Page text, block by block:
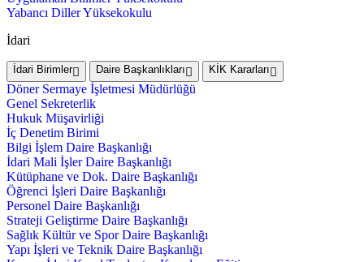
Yabancı Diller Yüksekokulu
İdari
İdari Birimler Daire Başkanlıkları KİK Kararları
Döner Sermaye İşletmesi Müdürlüğü
Genel Sekreterlik
Hukuk Müşavirliği
İç Denetim Birimi
Bilgi İşlem Daire Başkanlığı
İdari Mali İşler Daire Başkanlığı
Kütüphane ve Dok. Daire Başkanlığı
Öğrenci İşleri Daire Başkanlığı
Personel Daire Başkanlığı
Strateji Geliştirme Daire Başkanlığı
Sağlık Kültür ve Spor Daire Başkanlığı
Yapı İşleri ve Teknik Daire Başkanlığı